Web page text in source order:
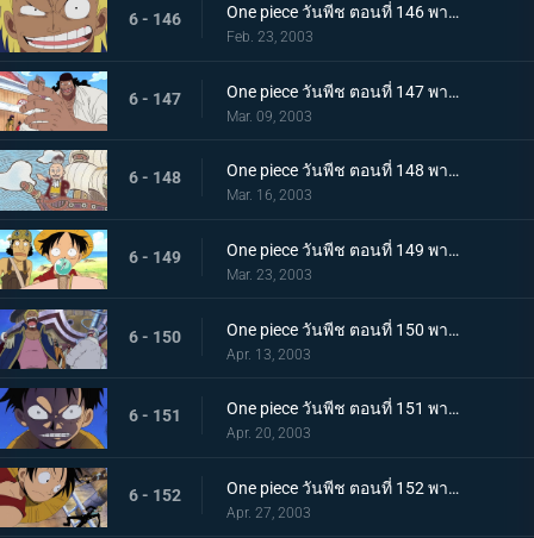
6 - 146 One piece วันพีช ตอนที่ 146 พากย์ไทย มองหาความฝันไปทำไม เมืองที่น่ารังเกียจม็อกทาวน์!
Feb. 23, 2003
6 - 147 One piece วันพีช ตอนที่ 147 พากย์ไทย ความสูงส่งของโจรสลัด ชายผู้เล่าความฝันและเจ้าแห่งการกู้ซากเรือ
Mar. 09, 2003
6 - 148 One piece วันพีช ตอนที่ 148 พากย์ไทย ตระกูลในตำนาน "โนแลนด์จอมโกหก"
Mar. 16, 2003
6 - 149 One piece วันพีช ตอนที่ 149 พากย์ไทย เร่งเครื่องเต็มสูบ ตามหานกเซาท์เบิร์ด
Mar. 23, 2003
6 - 150 One piece วันพีช ตอนที่ 150 พากย์ไทย ฝันที่ไม่เป็นจริง เบลลามี่ ปะทะ สหพันธ์ลิงภูเขา
Apr. 13, 2003
6 - 151 One piece วันพีช ตอนที่ 151 พากย์ไทย ชายผู้มีค่าหัวร้อยล้าน กับ 3 ขั้วอำนาจโลก และโจรสลัดหนวดดำ
Apr. 20, 2003
6 - 152 One piece วันพีช ตอนที่ 152 พากย์ไทย เดินทางสู่ท้องฟ้า มุ่งหน้าสู่น็อกอัปสตรีม
Apr. 27, 2003